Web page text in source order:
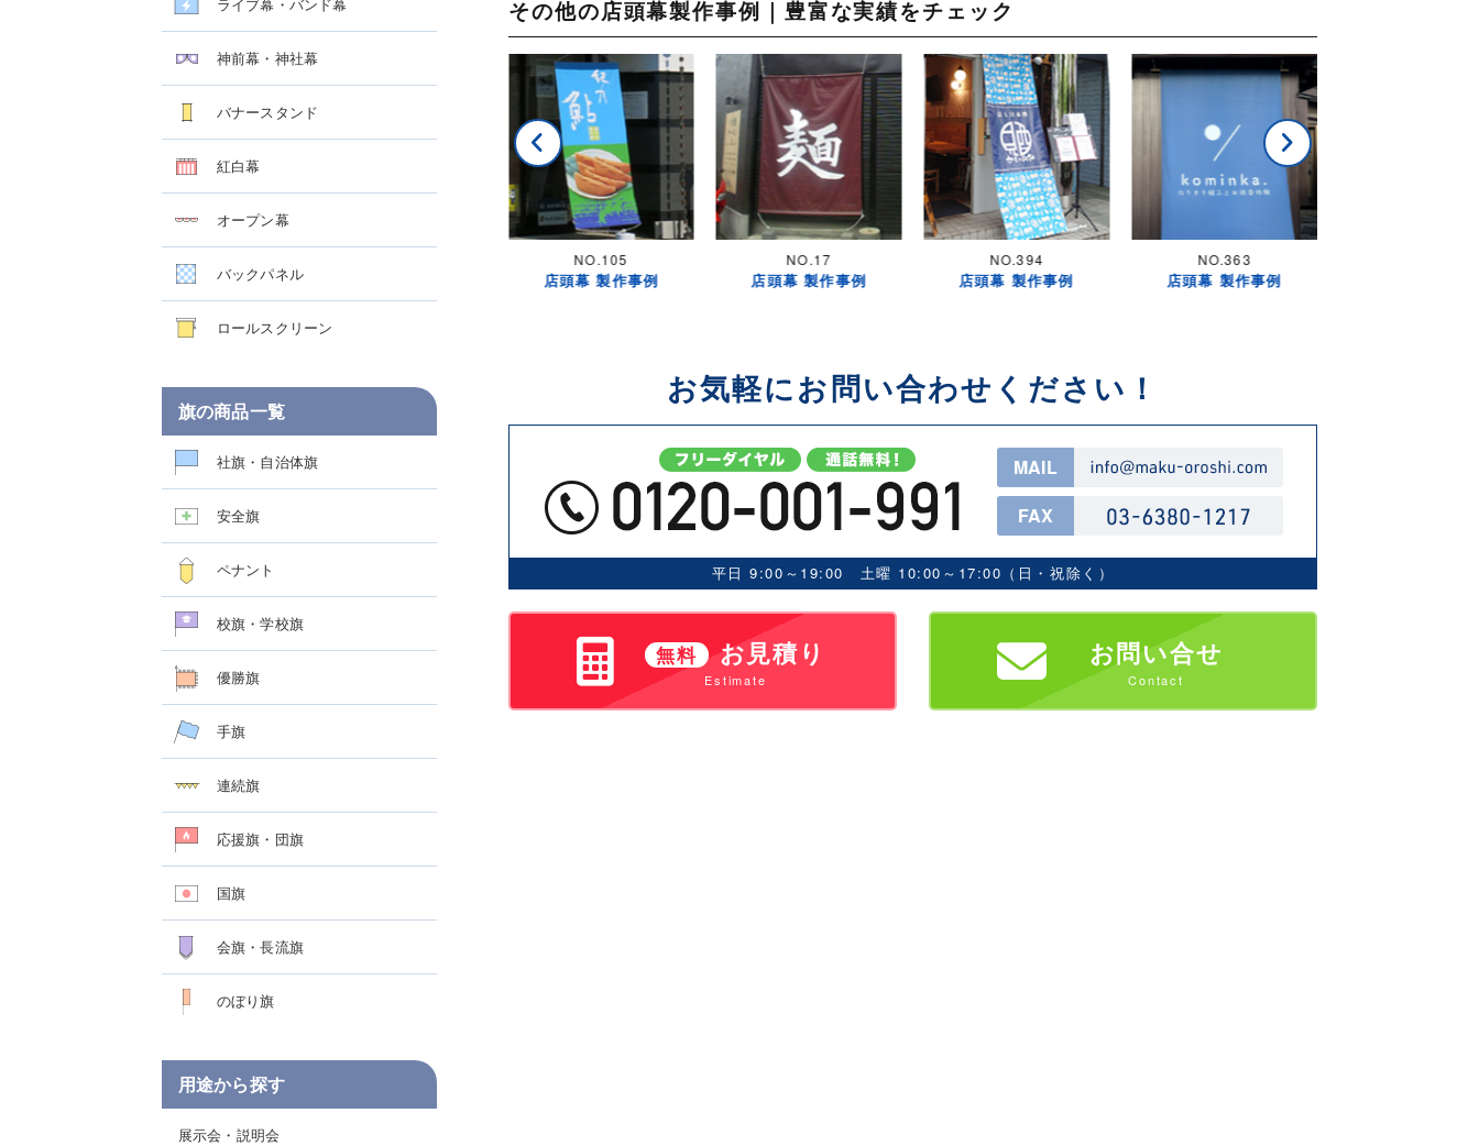
その他の店頭幕製作事例｜豊富な実績をチェック
店頭幕 製作事例
NO.105
店頭幕 製作事例
NO.17
店頭幕 製作事例
NO.394
店頭幕 製作事例
NO.363
店頭幕 製作事例
お気軽にお問い合わせください！
MAIL
FAX
平日 9:00～19:00 土曜 10:00～17:00（日・祝除く）
無料 お見積り お問い合せ
神前幕・神社幕
バナースタンド
紅白幕
オープン幕
バックパネル
ロールスクリーン
旗の商品一覧
社旗・自治体旗
安全旗
ペナント
校旗・学校旗
優勝旗
手旗
連続旗
応援旗・団旗
国旗
会旗・長流旗
のぼり旗
用途から探す
展示会・説明会